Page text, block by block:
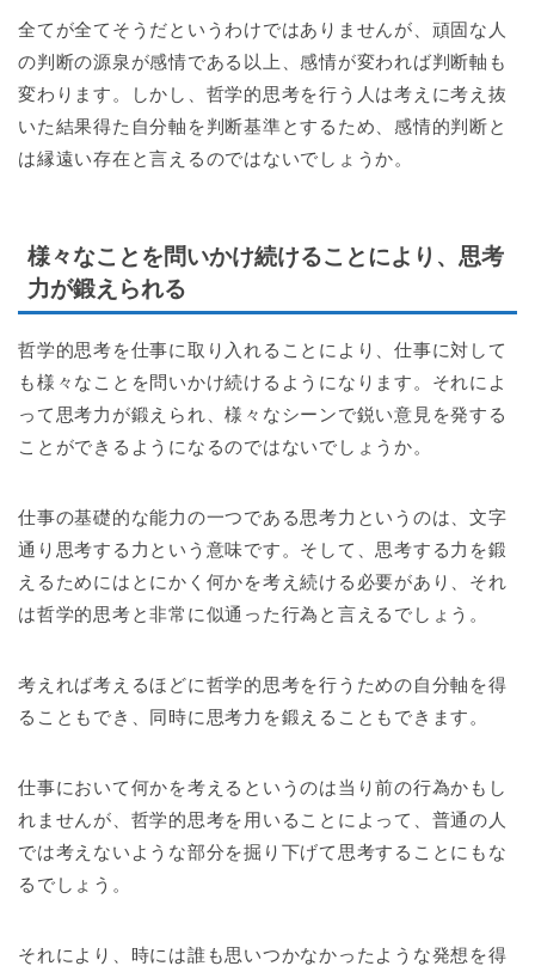
全てが全てそうだというわけではありませんが、頑固な人
の判断の源泉が感情である以上、感情が変われば判断軸も
変わります。しかし、哲学的思考を行う人は考えに考え抜
いた結果得た自分軸を判断基準とするため、感情的判断と
は縁遠い存在と言えるのではないでしょうか。
様々なことを問いかけ続けることにより、思考
力が鍛えられる
哲学的思考を仕事に取り入れることにより、仕事に対して
も様々なことを問いかけ続けるようになります。それによ
って思考力が鍛えられ、様々なシーンで鋭い意見を発する
ことができるようになるのではないでしょうか。
仕事の基礎的な能力の一つである思考力というのは、文字
通り思考する力という意味です。そして、思考する力を鍛
えるためにはとにかく何かを考え続ける必要があり、それ
は哲学的思考と非常に似通った行為と言えるでしょう。
考えれば考えるほどに哲学的思考を行うための自分軸を得
ることもでき、同時に思考力を鍛えることもできます。
仕事において何かを考えるというのは当り前の行為かもし
れませんが、哲学的思考を用いることによって、普通の人
では考えないような部分を掘り下げて思考することにもな
るでしょう。
それにより、時には誰も思いつかなかったような発想を得